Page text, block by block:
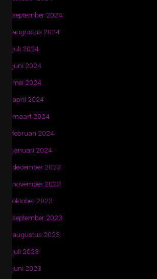
september 2024
augustus 2024
juli 2024
juni 2024
mei 2024
april 2024
maart 2024
februari 2024
januari 2024
december 2023
november 2023
oktober 2023
september 2023
augustus 2023
juli 2023
juni 2023